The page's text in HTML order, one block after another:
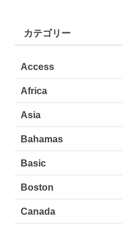
カテゴリー
Access
Africa
Asia
Bahamas
Basic
Boston
Canada